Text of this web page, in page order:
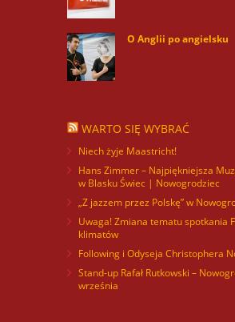
O Anglii po angielsku
WARTO SIĘ WYBRAĆ
Niech żyje Maastricht!
Hans Zimmer – Najpiękniejsza
w Blasku Świec | Nowogrodziec
„Z jazzem przez Polskę” w
Uwaga! Zmiana tematu spotkania
klimatów
Following i Odyseja Christophera
Stand-up Rafał Rutkowski –
września